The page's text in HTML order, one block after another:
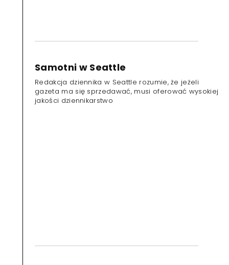
Samotni w Seattle
Redakcja dziennika w Seattle rozumie, że jeżeli
gazeta ma się sprzedawać, musi oferować wysokiej
jakości dziennikarstwo